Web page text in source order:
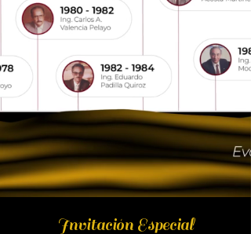
Invitación Especial